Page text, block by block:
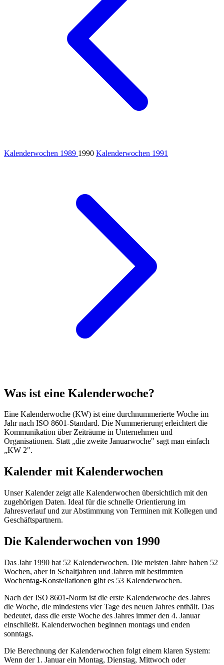
Kalenderwochen 1989 1990 Kalenderwochen 1991
Was ist eine Kalenderwoche?
Eine Kalenderwoche (KW) ist eine durchnummerierte Woche im
Jahr nach ISO 8601-Standard. Die Nummerierung erleichtert die
Kommunikation über Zeiträume in Unternehmen und
Organisationen. Statt „die zweite Januarwoche" sagt man einfach
„KW 2".
Kalender mit Kalenderwochen
Unser Kalender zeigt alle Kalenderwochen übersichtlich mit den
zugehörigen Daten. Ideal für die schnelle Orientierung im
Jahresverlauf und zur Abstimmung von Terminen mit Kollegen und
Geschäftspartnern.
Die Kalenderwochen von 1990
Das Jahr 1990 hat 52 Kalenderwochen. Die meisten Jahre haben 52
Wochen, aber in Schaltjahren und Jahren mit bestimmten
Wochentag-Konstellationen gibt es 53 Kalenderwochen.
Nach der ISO 8601-Norm ist die erste Kalenderwoche des Jahres
die Woche, die mindestens vier Tage des neuen Jahres enthält. Das
bedeutet, dass die erste Woche des Jahres immer den 4. Januar
einschließt. Kalenderwochen beginnen montags und enden
sonntags.
Die Berechnung der Kalenderwochen folgt einem klaren System:
Wenn der 1. Januar ein Montag, Dienstag, Mittwoch oder